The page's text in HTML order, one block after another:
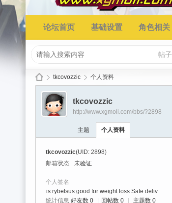
论坛首页 基础设置 角色相关
帖子
›
tkcovozzic 个人资料
tkcovozzic
http://www.xgmoli.com/bbs/?2898
主题 个人资料
tkcovozzic(UID: 2898)
邮箱状态
未验证
个人签名
is rybelsus good for weight loss Safe deliv
统计信息 好友数 0 回帖数 0 主题数 0